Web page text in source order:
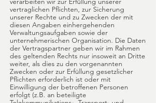
vertraglichen Pflichten, zur Sicherung
unserer Rechte und zu Zwecken der mit
diesen Angaben einhergehenden
Verwaltungsaufgaben sowie der
unternehmerischen Organisation. Die Daten
der Vertragspartner geben wir im Rahmen
des geltenden Rechts nur insoweit an Dritte
weiter, als dies zu den vorgenannten
Zwecken oder zur Erfüllung gesetzlicher
Pflichten erforderlich ist oder mit
Einwilligung der betroffenen Personen
erfolgt (z.B. an beteiligte